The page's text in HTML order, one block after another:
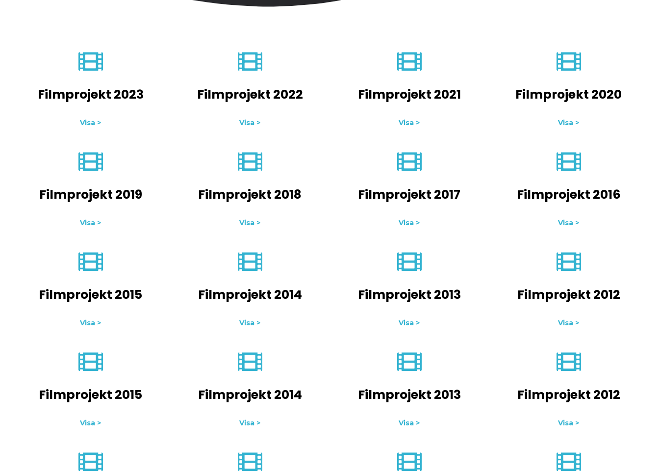
Filmprojekt 2023
Visa >
Filmprojekt 2022
Visa >
Filmprojekt 2021
Visa >
Filmprojekt 2020
Visa >
Filmprojekt 2019
Visa >
Filmprojekt 2018
Visa >
Filmprojekt 2017
Visa >
Filmprojekt 2016
Visa >
Filmprojekt 2015
Visa >
Filmprojekt 2014
Visa >
Filmprojekt 2013
Visa >
Filmprojekt 2012
Visa >
Filmprojekt 2015
Visa >
Filmprojekt 2014
Visa >
Filmprojekt 2013
Visa >
Filmprojekt 2012
Visa >